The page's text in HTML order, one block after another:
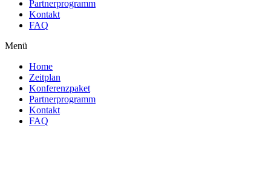
Partnerprogramm
Kontakt
FAQ
Menü
Home
Zeitplan
Konferenzpaket
Partnerprogramm
Kontakt
FAQ